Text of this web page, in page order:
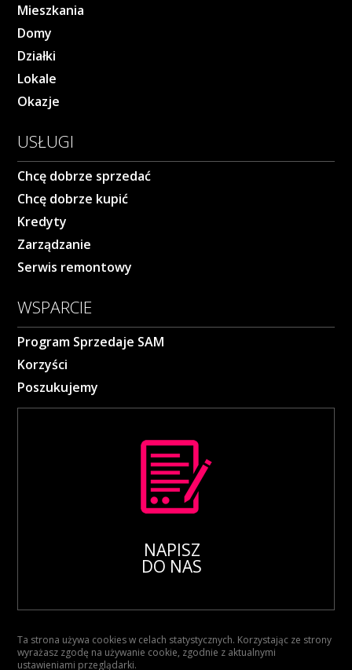
Mieszkania
Domy
Działki
Lokale
Okazje
USŁUGI
Chcę dobrze sprzedać
Chcę dobrze kupić
Kredyty
Zarządzanie
Serwis remontowy
WSPARCIE
Program Sprzedaje SAM
Korzyści
Poszukujemy
NAPISZ
DO NAS
Ta strona używa cookies w celach statystycznych. Korzystając ze strony
wyrażasz zgodę na używanie cookie, zgodnie z aktualnymi
ustawieniami przeglądarki.